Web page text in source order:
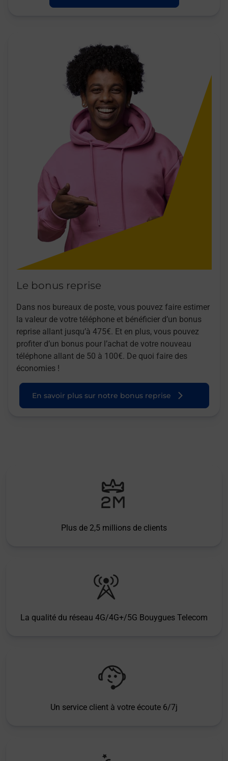
Le bonus reprise
Dans nos bureaux de poste, vous pouvez faire estimer
la valeur de votre téléphone et bénéficier d’un bonus
reprise allant jusqu’à 475€. Et en plus, vous pouvez
profiter d’un bonus pour l’achat de votre nouveau
téléphone allant de 50 à 100€. De quoi faire des
économies !
En savoir plus sur notre bonus reprise
Plus de 2,5 millions de clients
La qualité du réseau 4G/4G+/5G Bouygues Telecom
Un service client à votre écoute 6/7j